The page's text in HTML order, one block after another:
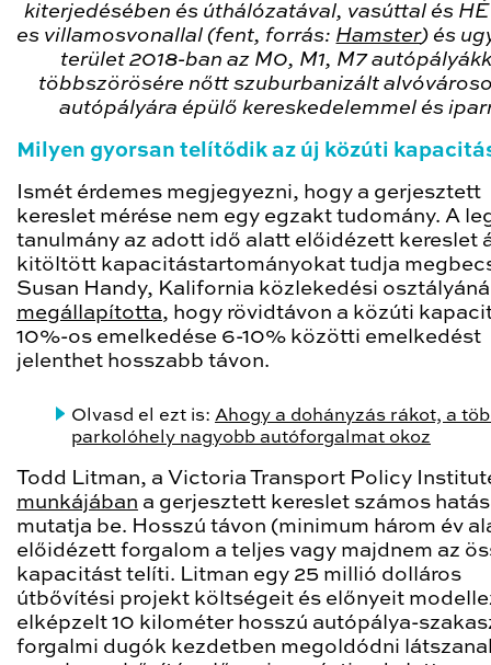
kiterjedésében és úthálózatával, vasúttal és
es villamosvonallal (fent, forrás: Hamster) és
terület 2018-ban az M0, M1, M7
többszörösére nőtt szuburbanizált
autópályára épülő kereskedelemmel és
Milyen gyorsan telítődik az új közúti
Ismét érdemes megjegyezni, hogy a gerjesztett
kereslet mérése nem egy egzakt tudomány. A
tanulmány az adott idő alatt előidézett kereslet
kitöltött kapacitástartományokat tudja
Susan Handy, Kalifornia közlekedési
megállapította, hogy rövidtávon a közúti
10%-os emelkedése 6-10% közötti emelkedést
jelenthet hosszabb távon.
Olvasd el ezt is: Ahogy a dohányzás rákot, a
parkolóhely nagyobb autóforgalmat okoz
Todd Litman, a Victoria Transport Policy
munkájában a gerjesztett kereslet számos
mutatja be. Hosszú távon (minimum három év
előidézett forgalom a teljes vagy majdnem az
kapacitást telíti. Litman egy 25 millió dolláros
útbővítési projekt költségeit és előnyeit
elképzelt 10 kilométer hosszú autópálya-
forgalmi dugók kezdetben megoldódni